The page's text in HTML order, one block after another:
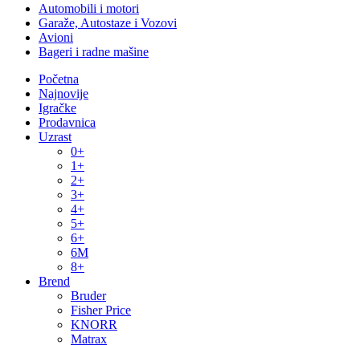
Automobili i motori
Garaže, Autostaze i Vozovi
Avioni
Bageri i radne mašine
Početna
Najnovije
Igračke
Prodavnica
Uzrast
0+
1+
2+
3+
4+
5+
6+
6M
8+
Brend
Bruder
Fisher Price
KNORR
Matrax